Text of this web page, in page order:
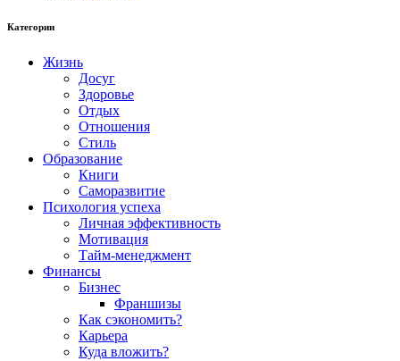
Категории
Жизнь
Досуг
Здоровье
Отдых
Отношения
Стиль
Образование
Книги
Саморазвитие
Психология успеха
Личная эффективность
Мотивация
Тайм-менеджмент
Финансы
Бизнес
Франшизы
Как сэкономить?
Карьера
Куда вложить?